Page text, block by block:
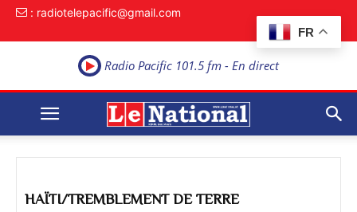
FR
: radiotelepacific@gmail.com
Radio Pacific 101.5 fm - En direct
HAÏTI/TREMBLEMENT DE TERRE